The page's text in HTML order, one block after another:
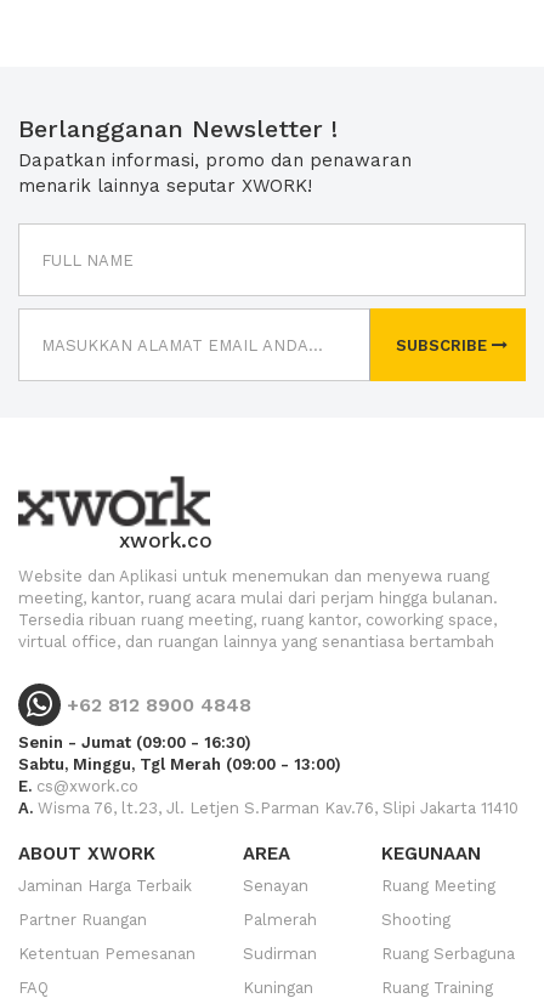
Berlangganan Newsletter !
Dapatkan informasi, promo dan penawaran
menarik lainnya seputar XWORK!
SUBSCRIBE
xwork.co
Website dan Aplikasi untuk menemukan dan menyewa ruang
meeting, kantor, ruang acara mulai dari perjam hingga bulanan.
Tersedia ribuan ruang meeting, ruang kantor, coworking space,
virtual office, dan ruangan lainnya yang senantiasa bertambah
+62 812 8900 4848
Senin - Jumat (09:00 - 16:30)
Sabtu, Minggu, Tgl Merah (09:00 - 13:00)
E. cs@xwork.co
A. Wisma 76, lt.23, Jl. Letjen S.Parman Kav.76, Slipi Jakarta 11410
ABOUT XWORK
Jaminan Harga Terbaik
Partner Ruangan
Ketentuan Pemesanan
FAQ
AREA
Senayan
Palmerah
Sudirman
Kuningan
KEGUNAAN
Ruang Meeting
Shooting
Ruang Serbaguna
Ruang Training